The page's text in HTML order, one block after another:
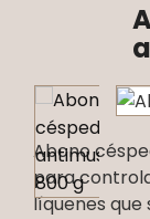
Abono
para
líquenes que